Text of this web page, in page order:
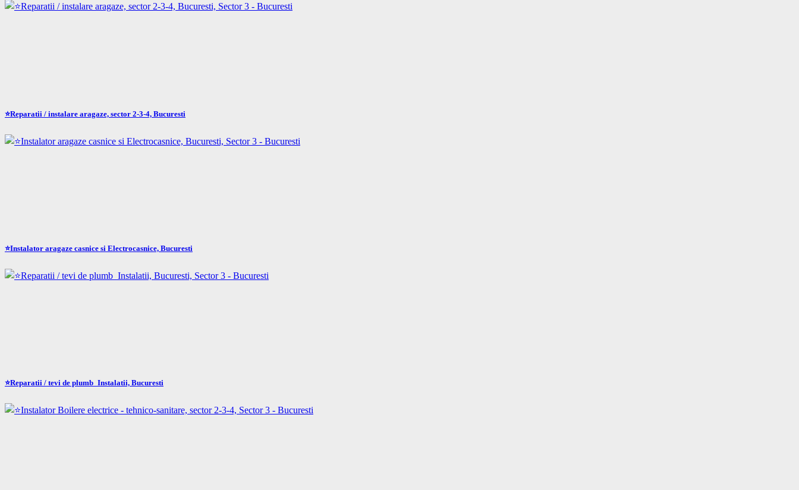
⭐Reparatii / instalare aragaze, sector 2-3-4, Bucuresti
⭐Instalator aragaze casnice si Electrocasnice, Bucuresti
⭐Reparatii / tevi de plumb_Instalatii, Bucuresti